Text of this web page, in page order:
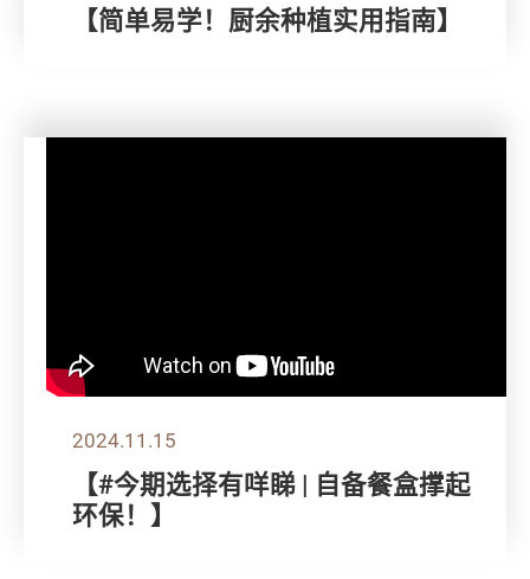
【简单易学！厨余种植实用指南】
2024.11.15
【#今期选择有咩睇 | 自备餐盒撑起
环保！】